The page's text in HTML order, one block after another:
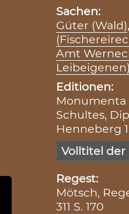
Sachen:
Güter (Wald)
Amt
Editionen:
Monumenta
Schultes,
Henneberg
Volltitel der
Regest:
Mötsch,
311 S. 170